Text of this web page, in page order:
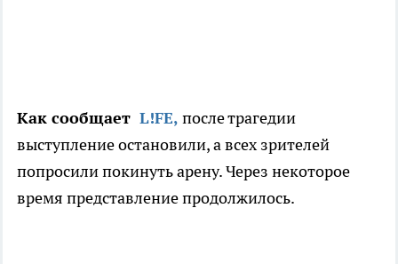
Как сообщает L!FE, после трагедии
выступление остановили, а всех зрителей
попросили покинуть арену. Через некоторое
время представление продолжилось.